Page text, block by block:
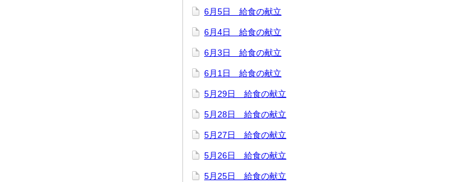
6月5日 給食の献立
6月4日 給食の献立
6月3日 給食の献立
6月1日 給食の献立
5月29日 給食の献立
5月28日 給食の献立
5月27日 給食の献立
5月26日 給食の献立
5月25日 給食の献立